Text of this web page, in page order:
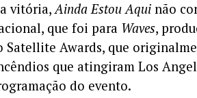
vitória,Ainda Estou Aqui não
que foi para Waves,
Satellite Awards, que
que atingiram Los
do evento.